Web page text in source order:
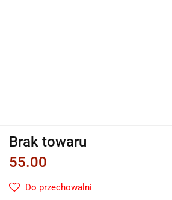
Brak towaru
55.00
Do przechowalni